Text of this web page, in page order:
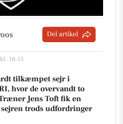
Del artikel
16:15
tilkæmpet sejr i
hvor de overvandt to
Jens Toft fik en
trods udfordringer